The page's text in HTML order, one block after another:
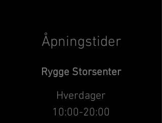
Åpningstider
Rygge Storsenter
Hverdager
10:00-20:00